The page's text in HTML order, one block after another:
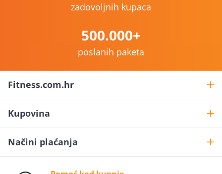
zadovoljnih kupaca
500.000+
poslanih paketa
Fitness.com.hr
Kupovina
Načini plaćanja